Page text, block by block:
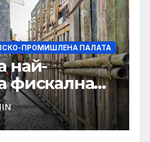
ПРОМИШЛЕНА ПАЛАТА
най-
фискална